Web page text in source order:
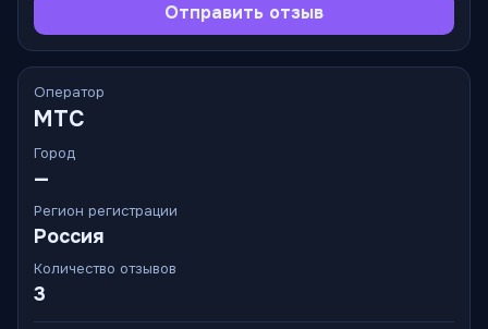
Отправить отзыв
Оператор
МТС
Город
—
Регион регистрации
Россия
Количество отзывов
3